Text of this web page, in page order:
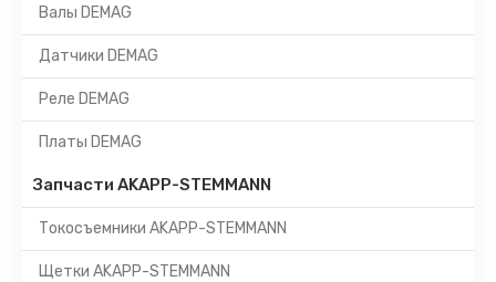
Валы DEMAG
Датчики DEMAG
Реле DEMAG
Платы DEMAG
Запчасти AKAPP-STEMMANN
Токосъемники AKAPP-STEMMANN
Щетки AKAPP-STEMMANN